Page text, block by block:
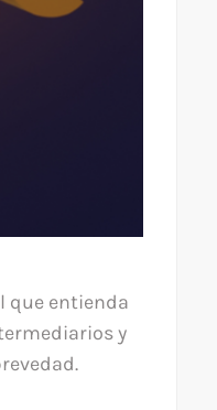
que entienda
y